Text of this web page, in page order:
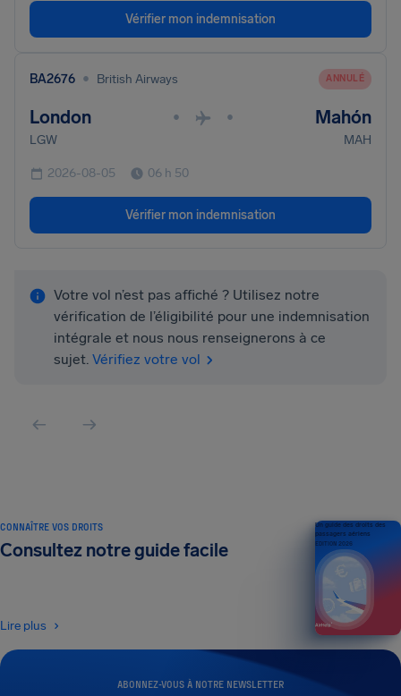
Vérifier mon indemnisation
BA2676 • British Airways ANNULÉ
London • • Mahón
LGW MAH
2026-08-05 06 h 50
Vérifier mon indemnisation
Votre vol n’est pas affiché ? Utilisez notre
vérification de l’éligibilité pour une indemnisation
intégrale et nous nous renseignerons à ce
sujet. Vérifiez votre vol
ABONNEZ-VOUS À NOTRE NEWSLETTER
CONNAÎTRE VOS DROITS
Consultez notre guide facile
Lire plus
Un guide des droits des
passagers aériens
ÉDITION 2026